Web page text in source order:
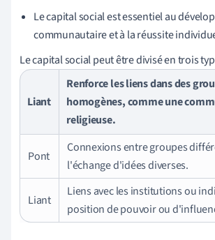
Le capital social est essentiel au
communautaire et à la réussite
Le capital social peut être divisé en trois
Liant
Renforce les liens dans des
homogènes, comme une
religieuse.
Pont
Connexions entre groupes
l'échange d'idées diverses.
Liant
Liens avec les institutions ou
position de pouvoir ou